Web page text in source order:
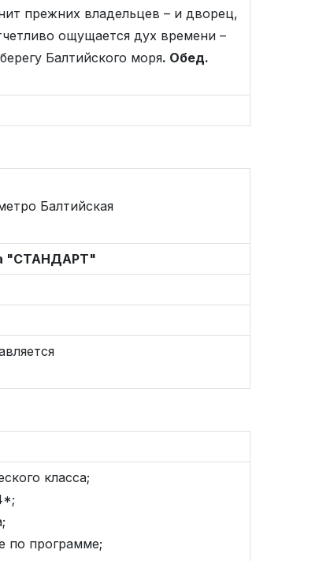
прежних владельцев – и дворец,
ощущается дух времени –
Балтийского моря. Обед.
Балтийская
"СТАНДАРТ"
класса;
по программе;